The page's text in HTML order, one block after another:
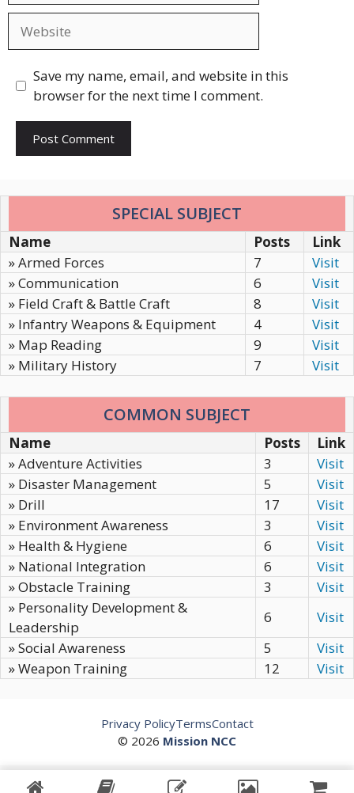
Save my name, email, and website in this
browser for the next time I comment.
SPECIAL SUBJECT
Name Posts
Link
» Armed Forces
7
Visit
» Communication
6
Visit
» Field Craft & Battle Craft
8
Visit
» Infantry Weapons & Equipment
4
Visit
» Map Reading
9
Visit
» Military History
7 Visit
COMMON SUBJECT
Name Posts
Link
» Adventure Activities
3
Visit
» Disaster Management
5
Visit
» Drill
17
Visit
» Environment Awareness
3
Visit
» Health & Hygiene
6
Visit
» National Integration
6
Visit
» Obstacle Training
3
Visit
» Personality Development &
Leadership
6
Visit
» Social Awareness
5
Visit
» Weapon Training
12 Visit
© 2026 Mission NCC
Privacy PolicyTermsContact